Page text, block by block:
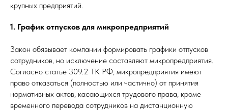
крупных предприятий.
1. График отпусков для микропредприятий
Закон обязывает компании формировать графики отпусков
сотрудников, но исключение составляют микропредприятия.
Согласно статье 309.2 ТК РФ, микропредприятия имеют
право отказаться (полностью или частично) от принятия
нормативных актов, касающихся трудового права, кроме
временного перевода сотрудников на дистанционную